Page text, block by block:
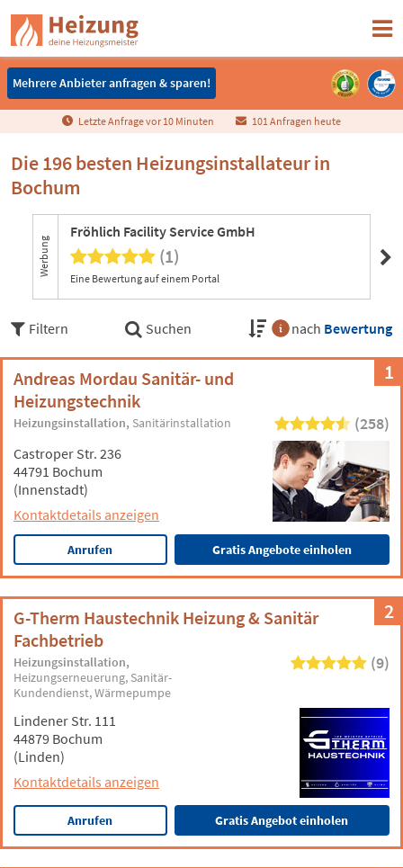
Mehrere Anbieter anfragen & sparen!
Mehrere Anbieter anfragen & sparen!
Letzte Anfrage vor 10 Minuten 101 Anfragen heute
Die 196 besten Heizungsinstallateur in
Bochum
Werbung
Fröhlich Facility Service GmbH
(1)
Eine Bewertung auf einem Portal
Filtern Suchen nach Bewertung
1
Andreas Mordau Sanitär- und
Heizungstechnik
Heizungsinstallation Sanitärinstallation (258)
Castroper Str. 236
44791 Bochum
(Innenstadt)
Kontaktdetails anzeigen
Anrufen Gratis Angebote einholen
2
G-Therm Haustechnik Heizung & Sanitär
Fachbetrieb
Heizungsinstallation
Heizungserneuerung Sanitär-
Kundendienst Wärmepumpe
(9)
Lindener Str. 111
44879 Bochum
(Linden)
Kontaktdetails anzeigen
Anrufen Gratis Angebot einholen